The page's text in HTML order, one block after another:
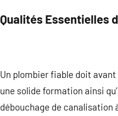
Qualités Essentielles
Un plombier fiable doit
une solide formation ainsi
débouchage de canalisation